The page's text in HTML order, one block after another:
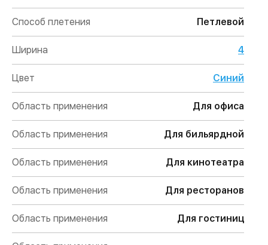
Способ плетения Петлевой
Ширина 4
Цвет Синий
Область применения Для офиса
Область применения Для бильярдной
Область применения Для кинотеатра
Область применения Для ресторанов
Область применения Для гостиниц